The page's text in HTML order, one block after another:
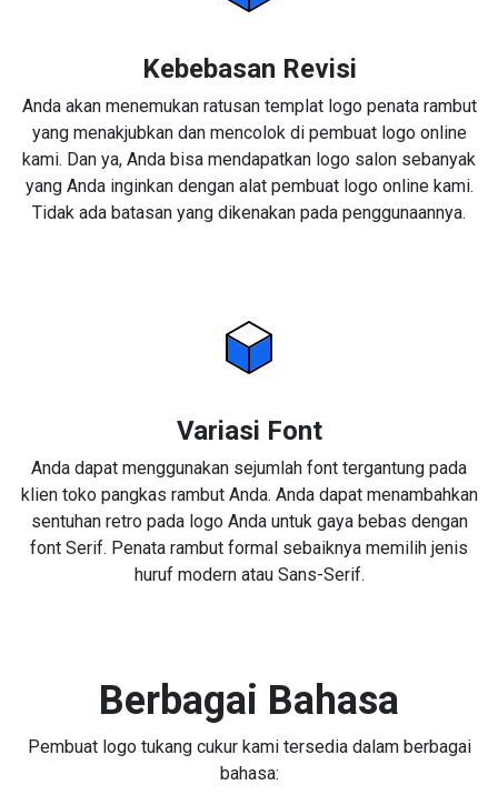
Kebebasan Revisi
Anda akan menemukan ratusan templat logo penata rambut
yang menakjubkan dan mencolok di pembuat logo online
kami. Dan ya, Anda bisa mendapatkan logo salon sebanyak
yang Anda inginkan dengan alat pembuat logo online kami.
Tidak ada batasan yang dikenakan pada penggunaannya.
Variasi Font
Anda dapat menggunakan sejumlah font tergantung pada
klien toko pangkas rambut Anda. Anda dapat menambahkan
sentuhan retro pada logo Anda untuk gaya bebas dengan
font Serif. Penata rambut formal sebaiknya memilih jenis
huruf modern atau Sans-Serif.
Berbagai Bahasa
Pembuat logo tukang cukur kami tersedia dalam berbagai
bahasa: